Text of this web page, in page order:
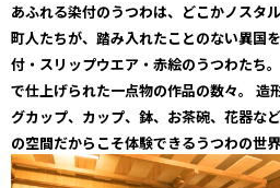
あふれる染付のうつわは、どこかノスタ
町人たちが、踏み入れたことのない異国
付・スリップウエア・赤絵のうつわたち
で仕上げられた一点物の作品の数々。 造
グカップ、カップ、鉢、お茶碗、花器な
の空間だからこそ体験できるうつわの世界